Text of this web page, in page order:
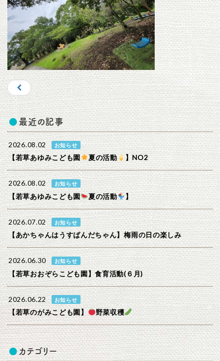
最近の記事
2026.08.02 お知らせ
【若草あゆみこども園 夏の活動 】NO2
2026.08.02 お知らせ
【若草あゆみこども園 夏の活動 】
2026.07.02 お知らせ
【あかちゃんはうすぱんだちゃん】梅雨の日の楽しみ
2026.06.30 お知らせ
【若草おおぞらこども園】食育活動(６月)
2026.06.22 お知らせ
【若草のがみこども園】 野菜収穫
カテゴリー